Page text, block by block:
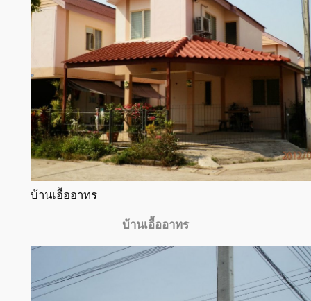
บ้านเอื้ออาทร
บ้านเอื้ออาทร